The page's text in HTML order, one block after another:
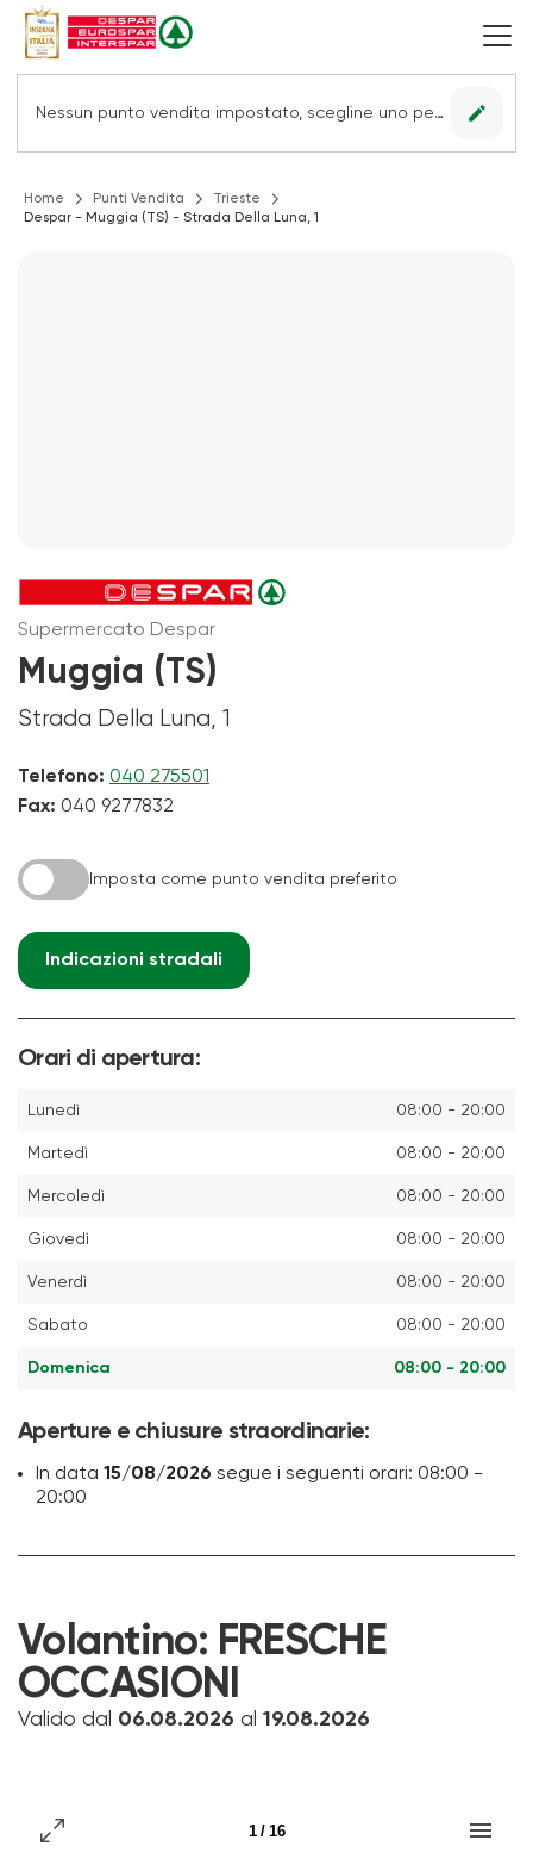
Nessun punto vendita impostato, scegline uno per vedere le offerte. edit
Home Punti Vendita
Trieste
Despar - Muggia (TS) - Strada Della Luna, 1
Supermercato Despar
Muggia (TS)
Strada Della Luna, 1
Telefono: 040 275501
Fax: 040 9277832
Imposta come punto vendita preferito
Indicazioni stradali
Orari di apertura:
Lunedì 08:00 - 20:00
Martedì 08:00 - 20:00
Mercoledì 08:00 - 20:00
Giovedì 08:00 - 20:00
Venerdì 08:00 - 20:00
Sabato 08:00 - 20:00
Domenica 08:00 - 20:00
Aperture e chiusure straordinarie:
In data 15/08/2026 segue i seguenti orari: 08:00 -
20:00
Volantino: FRESCHE
OCCASIONI
Valido dal 06.08.2026 al 19.08.2026